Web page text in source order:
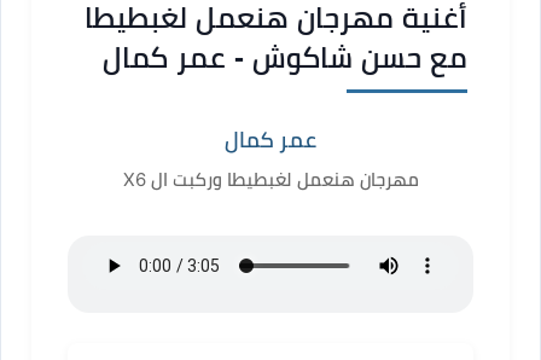
أغنية مهرجان هنعمل لغبطيطا
مع حسن شاكوش - عمر كمال
عمر كمال
مهرجان هنعمل لغبطيطا وركبت ال X6